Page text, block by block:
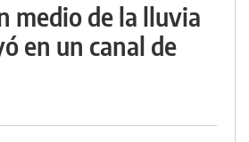
medio de la lluvia
en un canal de